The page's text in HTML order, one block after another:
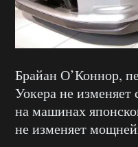
Брайан О’Коннор,
Уокера не изменяет
на машинах
не изменяет